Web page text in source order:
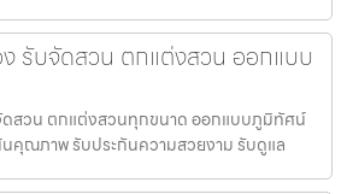
รับจัดสวน ตกแต่งสวน ออกแบบ
สวน ตกแต่งสวนทุกขนาด ออกแบบภูมิทัศน์
นคุณภาพ รับประกันความสวยงาม รับดูแล